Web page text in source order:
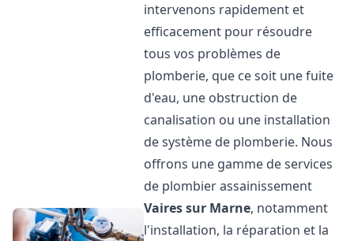
intervenons rapidement et
efficacement pour résoudre
tous vos problèmes de
plomberie, que ce soit une fuite
d'eau, une obstruction de
canalisation ou une installation
de système de plomberie. Nous
offrons une gamme de services
de plombier assainissement
Vaires sur Marne, notamment
l'installation, la réparation et la